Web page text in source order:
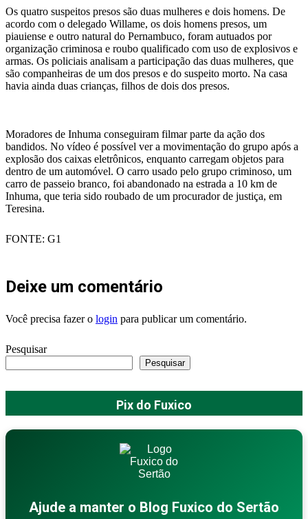
Os quatro suspeitos presos são duas mulheres e dois homens. De
acordo com o delegado Willame, os dois homens presos, um
piauiense e outro natural do Pernambuco, foram autuados por
organização criminosa e roubo qualificado com uso de explosivos e
armas. Os policiais analisam a participação das duas mulheres, que
são companheiras de um dos presos e do suspeito morto. Na casa
havia ainda duas crianças, filhos de dois dos presos.
Moradores de Inhuma conseguiram filmar parte da ação dos
bandidos. No vídeo é possível ver a movimentação do grupo após a
explosão dos caixas eletrônicos, enquanto carregam objetos para
dentro de um automóvel. O carro usado pelo grupo criminoso, um
carro de passeio branco, foi abandonado na estrada a 10 km de
Inhuma, que teria sido roubado de um procurador de justiça, em
Teresina.
FONTE: G1
Deixe um comentário
Você precisa fazer o login para publicar um comentário.
Pesquisar
Pesquisar
Pix do Fuxico
Ajude a manter o Blog Fuxico do Sertão